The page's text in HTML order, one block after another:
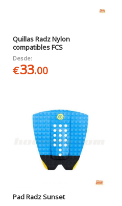
Quillas Radz Nylon
compatibles FCS
Desde:
€33.00
Pad Radz Sunset